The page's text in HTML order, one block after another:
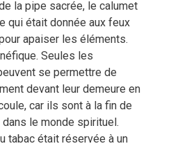
la pipe sacrée, le calumet
qui était donnée aux feux
apaiser les éléments.
Seules les
se permettre de
devant leur demeure en
car ils sont à la fin de
le monde spirituel.
tabac était réservée à un